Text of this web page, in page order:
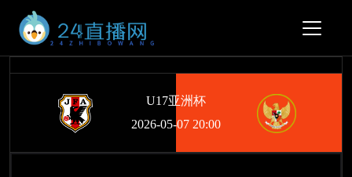
U17亚洲杯
2026-05-07 20:00